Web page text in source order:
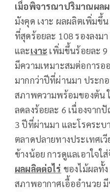
เมื่อพิจารณาปริมาณผล
มังคุด เงาะ ผลผลิตเพิ่มขึ้น
ที่สุดร้อยละ 108 รองลงมา
และเงาะ เพิ่มขึ้นร้อยละ
มีความเหมาะสมต่อการ
มากกว่าปีที่ผ่านมา ประ
สภาพความพร้อมของต้น
ลดลงร้อยละ 6 เนื่องจาก
3 ปีที่ผ่านมา และโรคระบ
ตลาดปลายทางประเทศ
ข้างน้อย การดูแลเอาใจ
ผลผลิตต่อไร่ ของไม้ผลทั้
สภาพอากาศเอื้ออำนวย